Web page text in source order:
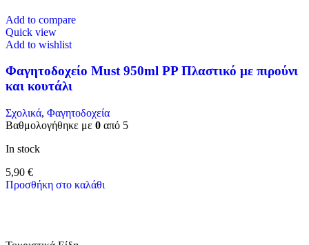
Add to compare
Quick view
Add to wishlist
Φαγητοδοχείο Must 950ml PP Πλαστικό με πιρούνι
και κουτάλι
Σχολικά, Φαγητοδοχεία
Βαθμολογήθηκε με 0 από 5
In stock
5,90 €
Προσθήκη στο καλάθι